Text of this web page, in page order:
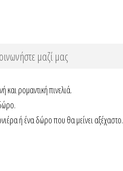
μαζί μας
και ρομαντική πινελιά.
ή ένα δώρο που θα μείνει αξέχαστο.